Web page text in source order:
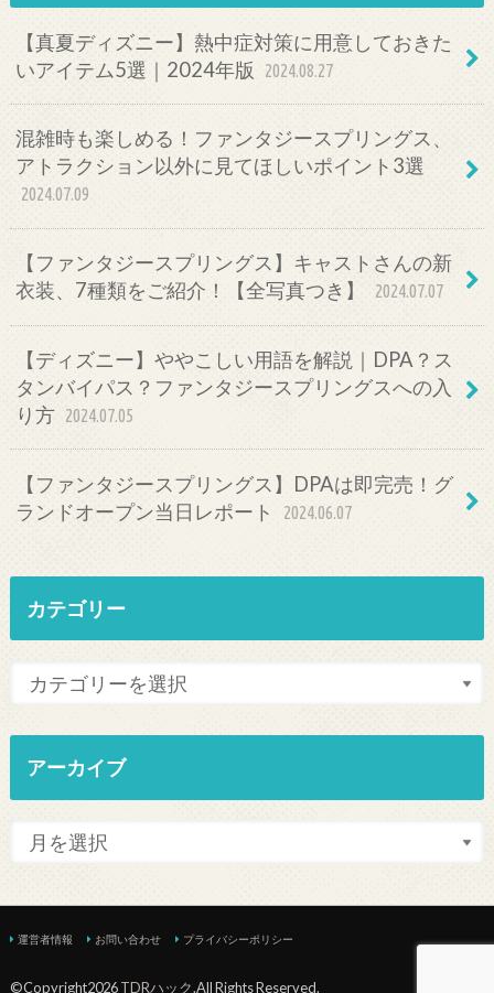
【真夏ディズニー】熱中症対策に用意しておきた
いアイテム5選｜2024年版
2024.08.27
混雑時も楽しめる！ファンタジースプリングス、
アトラクション以外に見てほしいポイント3選
2024.07.09
【ファンタジースプリングス】キャストさんの新
衣装、7種類をご紹介！【全写真つき】
2024.07.07
【ディズニー】ややこしい用語を解説｜DPA？ス
タンバイパス？ファンタジースプリングスへの入
り方 2024.07.05
【ファンタジースプリングス】DPAは即完売！グ
ランドオープン当日レポート
2024.06.07
カテゴリー
アーカイブ
運営者情報 お問い合わせ プライバシーポリシー
©Copyright2026TDRハック.All Rights Reserved.